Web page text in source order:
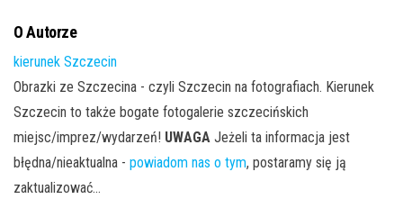
O Autorze
kierunek Szczecin
Obrazki ze Szczecina - czyli Szczecin na fotografiach. Kierunek
Szczecin to także bogate fotogalerie szczecińskich
miejsc/imprez/wydarzeń! UWAGA Jeżeli ta informacja jest
błędna/nieaktualna - powiadom nas o tym, postaramy się ją
zaktualizować...